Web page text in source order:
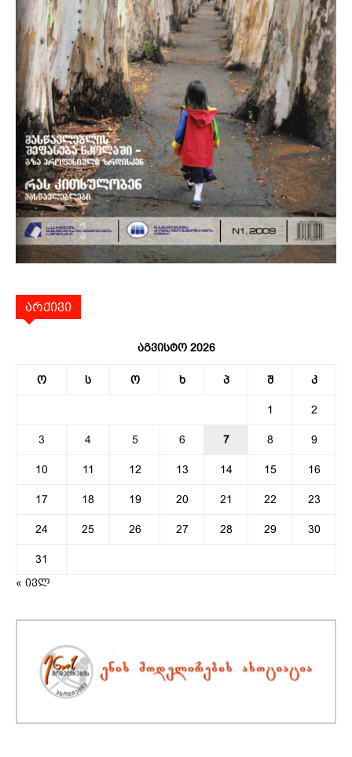
არქივი
აგვისტო 2026
ო ს ო ხ პ შ კ
1 2
3 4 5 6 7 8 9
10 11 12 13 14 15 16
17 18 19 20 21 22 23
24 25 26 27 28 29 30
31
« ივლ